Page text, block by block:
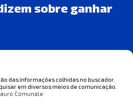
sobre ganhar
das informações colhidas no buscador.
em diversos meios de comunicação.
Comunale